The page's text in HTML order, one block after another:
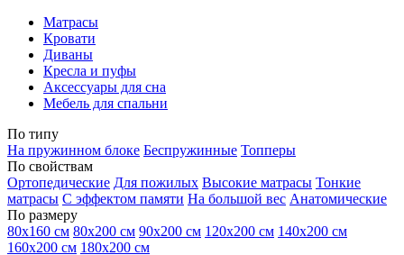
Матрасы
Кровати
Диваны
Кресла и пуфы
Аксессуары для сна
Мебель для спальни
По типу
На пружинном блоке Беспружинные Топперы
По свойствам
Ортопедические Для пожилых Высокие матрасы Тонкие
матрасы С эффектом памяти На большой вес Анатомические
По размеру
80х160 см 80х200 см 90х200 см 120х200 см 140х200 см
160х200 см 180х200 см